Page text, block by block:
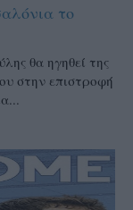
το
θα ηγηθεί της
στην επιστροφή